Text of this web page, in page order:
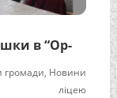
в “Ор-
громади, Новини
ліцею